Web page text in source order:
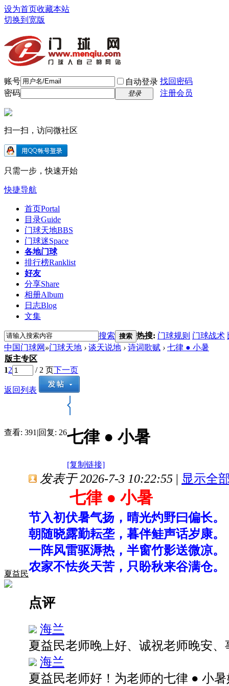
设为首页收藏本站
切换到宽版
账号 自动登录 找回密码
密码
登录 注册会员
扫一扫，访问微社区
只需一步，快速开始
快捷导航
首页Portal
目录Guide
门球天地BBS
门球迷Space
各地门球
排行榜Ranklist
好友
分享Share
相册Album
日志Blog
文集
搜索 搜索 热搜: 门球规则 门球战术
中国门球网 »门球天地 › 谈天说地 › 诗词歌赋 › 七律 ● 小暑
版主专区
12 / 2 页下一页
返回列表
查看: 391 |回复: 26七律 ● 小暑
[复制链接]
夏益民
发表于 2026-7-3 10:22:55 | 显示全
七律● 小暑
节入初伏暑气扬，晴光灼野曰偏长。
朝随晓露勤耘垄，暮伴鲑声话岁康。
一阵风雷驱溽热，半窗竹影送微凉。
农家不怯炎天苦，只盼秋来谷满仓。
点评
海兰
夏益民老师晚上好、诚祝老师晚安
海兰
夏益民老师好！为老师的七律 ● 小